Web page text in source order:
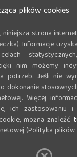
plików cookies
niniejsza strona
Informacje
nim możemy
potrzeb. Jeśli nie
dokonanie
Więcej
ich zastosowaniu
można znaleźć
(Polityka plików